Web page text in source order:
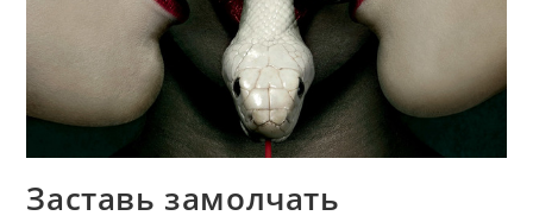
Заставь замолчать